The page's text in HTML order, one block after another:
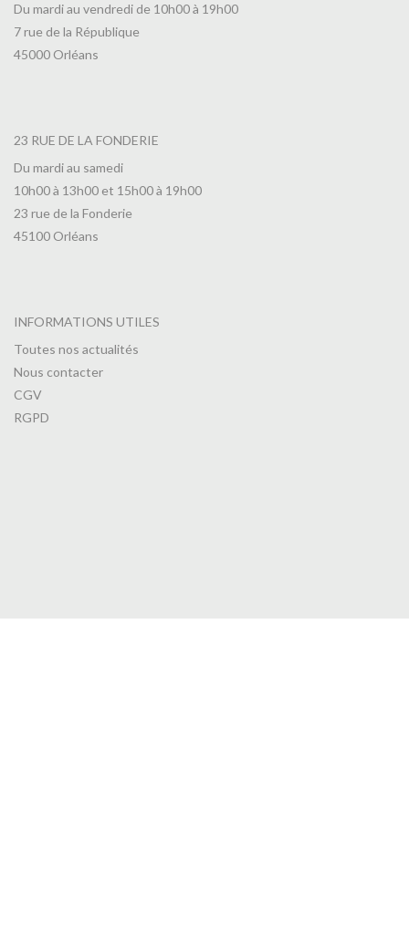
Du mardi au vendredi de 10h00 à 19h00
7 rue de la République
45000 Orléans
23 RUE DE LA FONDERIE
Du mardi au samedi
10h00 à 13h00 et 15h00 à 19h00
23 rue de la Fonderie
45100 Orléans
INFORMATIONS UTILES
Toutes nos actualités
Nous contacter
CGV
RGPD